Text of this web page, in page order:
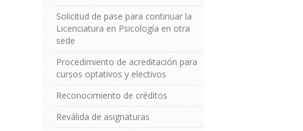
Solicitud de pase para continuar la
Licenciatura en Psicología en otra
sede
Procedimiento de acreditación para
cursos optativos y electivos
Reconocimiento de créditos
Reválida de asignaturas